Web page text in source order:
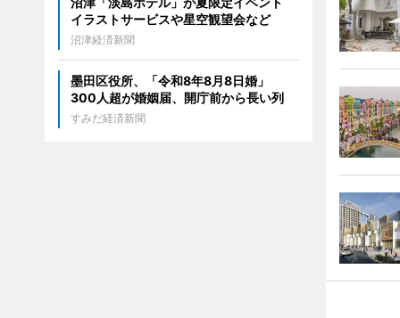
イラストサービスや星空観望会など
沼津経済新聞
墨田区役所、「令和8年8月8日婚」
300人超が婚姻届、開庁前から長い列
すみだ経済新聞